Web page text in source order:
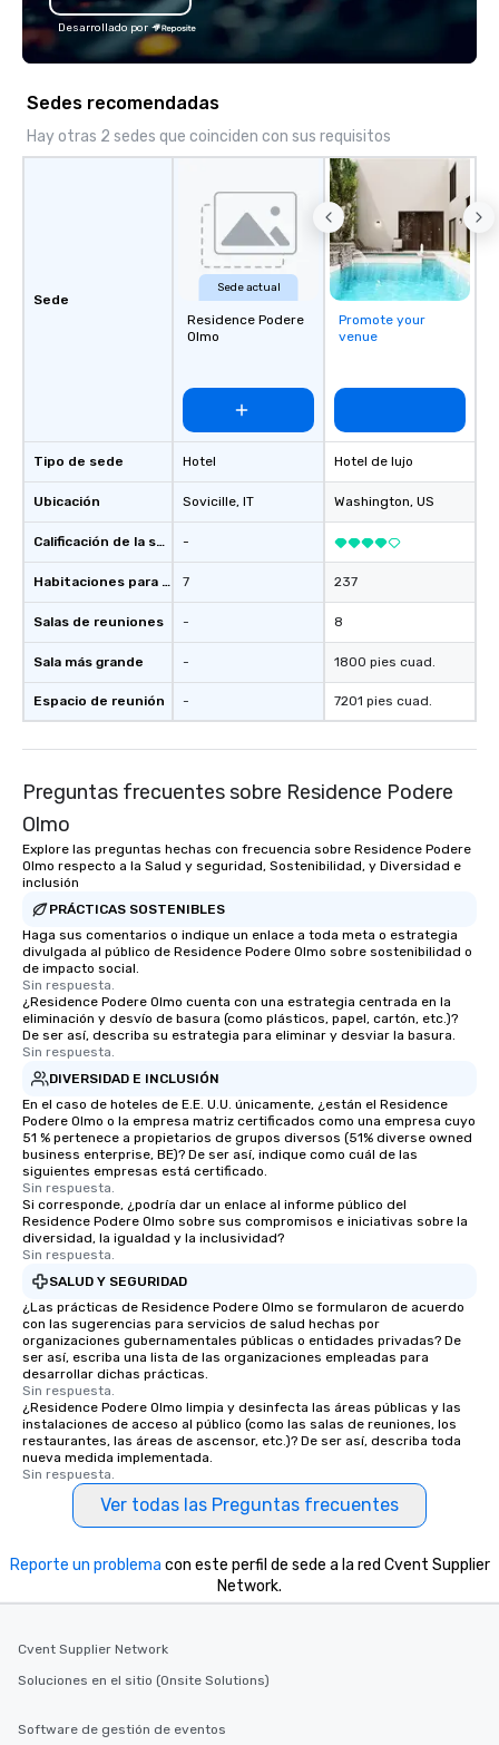
Desarrollado por
Sedes recomendadas
Hay otras 2 sedes que coinciden con sus requisitos
Sede
Tipo de sede
Ubicación
Calificación de la sede
Habitaciones para huéspedes
Salas de reuniones
Sala más grande
Espacio de reunión
Sede actual
Residence Podere
Olmo
Hotel
Sovicille, IT
-
7
-
-
-
Promote your
venue
Hotel de lujo
Washington, US
237
8
1800 pies cuad.
7201 pies cuad.
Preguntas frecuentes sobre Residence Podere
Olmo
Explore las preguntas hechas con frecuencia sobre Residence Podere
Olmo respecto a la Salud y seguridad, Sostenibilidad, y Diversidad e
inclusión
PRÁCTICAS SOSTENIBLES
Haga sus comentarios o indique un enlace a toda meta o estrategia
divulgada al público de Residence Podere Olmo sobre sostenibilidad o
de impacto social.
Sin respuesta.
¿Residence Podere Olmo cuenta con una estrategia centrada en la
eliminación y desvío de basura (como plásticos, papel, cartón, etc.)?
De ser así, describa su estrategia para eliminar y desviar la basura.
Sin respuesta.
DIVERSIDAD E INCLUSIÓN
En el caso de hoteles de E.E. U.U. únicamente, ¿están el Residence
Podere Olmo o la empresa matriz certificados como una empresa cuyo
51 % pertenece a propietarios de grupos diversos (51% diverse owned
business enterprise, BE)? De ser así, indique como cuál de las
siguientes empresas está certificado.
Sin respuesta.
Si corresponde, ¿podría dar un enlace al informe público del
Residence Podere Olmo sobre sus compromisos e iniciativas sobre la
diversidad, la igualdad y la inclusividad?
Sin respuesta.
SALUD Y SEGURIDAD
¿Las prácticas de Residence Podere Olmo se formularon de acuerdo
con las sugerencias para servicios de salud hechas por
organizaciones gubernamentales públicas o entidades privadas? De
ser así, escriba una lista de las organizaciones empleadas para
desarrollar dichas prácticas.
Sin respuesta.
¿Residence Podere Olmo limpia y desinfecta las áreas públicas y las
instalaciones de acceso al público (como las salas de reuniones, los
restaurantes, las áreas de ascensor, etc.)? De ser así, describa toda
nueva medida implementada.
Sin respuesta.
Ver todas las Preguntas frecuentes
Reporte un problema con este perfil de sede a la red Cvent Supplier
Network.
Cvent Supplier Network
Soluciones en el sitio (Onsite Solutions)
Software de gestión de eventos